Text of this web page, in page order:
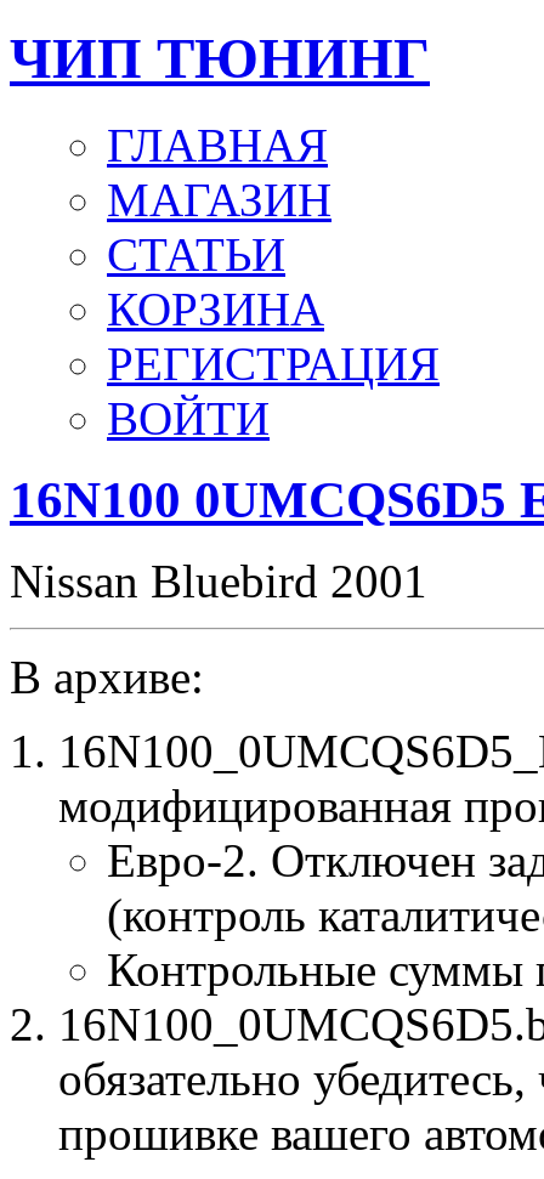
ЧИП ТЮНИНГ
ГЛАВНАЯ
МАГАЗИН
СТАТЬИ
КОРЗИНА
РЕГИСТРАЦИЯ
ВОЙТИ
16N100 0UMCQS6D5
Nissan Bluebird 2001
В архиве:
модифицированная
Евро-2. Отключен
(контроль
Контрольные суммы
обязательно
прошивке вашего